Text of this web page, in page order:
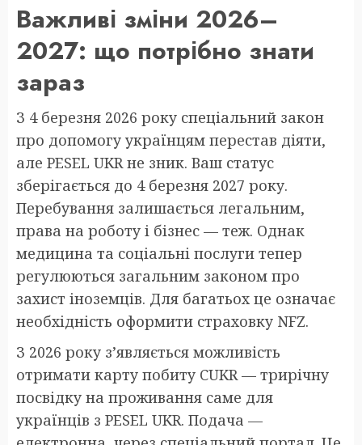
Важливі зміни 2026–
2027: що потрібно знати
зараз
З 4 березня 2026 року спеціальний закон
про допомогу українцям перестав діяти,
але PESEL UKR не зник. Ваш статус
зберігається до 4 березня 2027 року.
Перебування залишається легальним,
права на роботу і бізнес — теж. Однак
медицина та соціальні послуги тепер
регулюються загальним законом про
захист іноземців. Для багатьох це означає
необхідність оформити страховку NFZ.
З 2026 року з’являється можливість
отримати карту побиту CUKR — трирічну
посвідку на проживання саме для
українців з PESEL UKR. Подача —